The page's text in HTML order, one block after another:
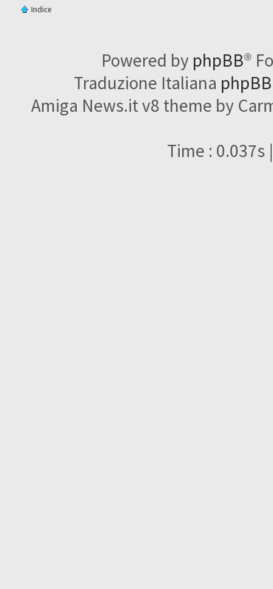
Indice
Powered by phpBB®
Traduzione Italiana
Amiga News.it v8 theme by
Time : 0.037s